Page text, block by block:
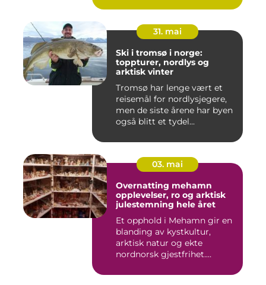
31. mai
Ski i tromsø i norge:
toppturer, nordlys og
arktisk vinter
Tromsø har lenge vært et
reisemål for nordlysjegere,
men de siste årene har byen
også blitt et tydel...
03. mai
Overnatting mehamn
opplevelser, ro og arktisk
julestemning hele året
Et opphold i Mehamn gir en
blanding av kystkultur,
arktisk natur og ekte
nordnorsk gjestfrihet.